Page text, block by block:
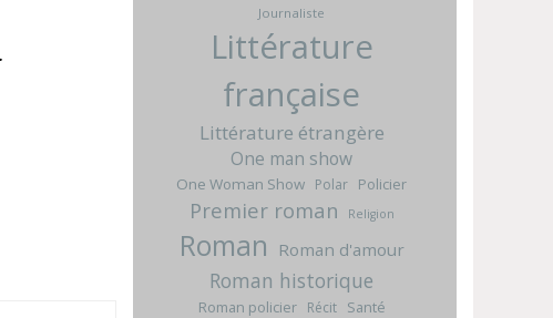
Journaliste
Littérature
française
Littérature étrangère
One man show
One Woman Show Polar Policier
Premier roman Religion
Roman Roman d'amour
Roman historique
Roman policier Récit Santé